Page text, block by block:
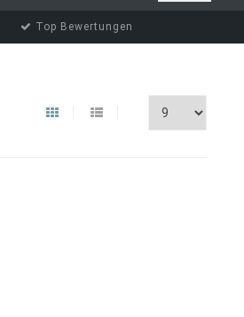
Top Bewertungen